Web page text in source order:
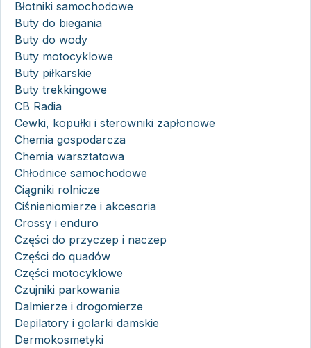
Błotniki samochodowe
Buty do biegania
Buty do wody
Buty motocyklowe
Buty piłkarskie
Buty trekkingowe
CB Radia
Cewki, kopułki i sterowniki zapłonowe
Chemia gospodarcza
Chemia warsztatowa
Chłodnice samochodowe
Ciągniki rolnicze
Ciśnieniomierze i akcesoria
Crossy i enduro
Części do przyczep i naczep
Części do quadów
Części motocyklowe
Czujniki parkowania
Dalmierze i drogomierze
Depilatory i golarki damskie
Dermokosmetyki